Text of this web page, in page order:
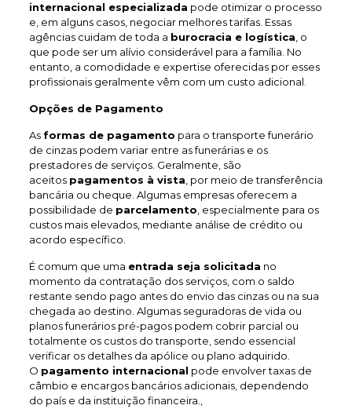
internacional especializada pode otimizar o processo
e, em alguns casos, negociar melhores tarifas. Essas
agências cuidam de toda a burocracia e logística , o
que pode ser um alívio considerável para a família. No
entanto, a comodidade e expertise oferecidas por esses
profissionais geralmente vêm com um custo adicional.
Opções de Pagamento
As formas de pagamento para o transporte funerário
de cinzas podem variar entre as funerárias e os
prestadores de serviços. Geralmente, são
aceitos pagamentos à vista , por meio de transferência
bancária ou cheque. Algumas empresas oferecem a
possibilidade de parcelamento , especialmente para os
custos mais elevados, mediante análise de crédito ou
acordo específico.
É comum que uma entrada seja solicitada no
momento da contratação dos serviços, com o saldo
restante sendo pago antes do envio das cinzas ou na sua
chegada ao destino. Algumas seguradoras de vida ou
planos funerários pré-pagos podem cobrir parcial ou
totalmente os custos do transporte, sendo essencial
verificar os detalhes da apólice ou plano adquirido.
O pagamento internacional pode envolver taxas de
câmbio e encargos bancários adicionais, dependendo
do país e da instituição financeira.,